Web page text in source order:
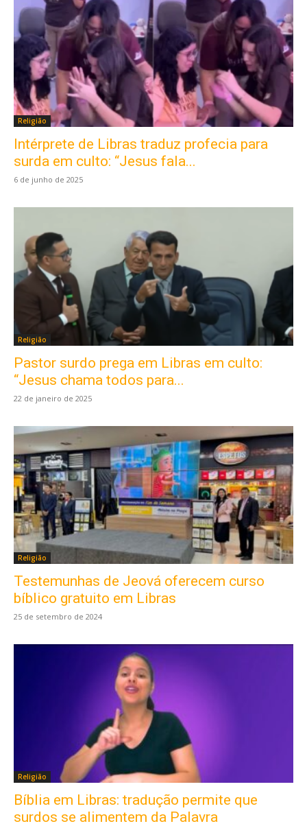
Religião
Intérprete de Libras traduz profecia para
surda em culto: “Jesus fala...
6 de junho de 2025
Religião
Pastor surdo prega em Libras em culto:
“Jesus chama todos para...
22 de janeiro de 2025
Religião
Testemunhas de Jeová oferecem curso
bíblico gratuito em Libras
25 de setembro de 2024
Religião
Bíblia em Libras: tradução permite que
surdos se alimentem da Palavra